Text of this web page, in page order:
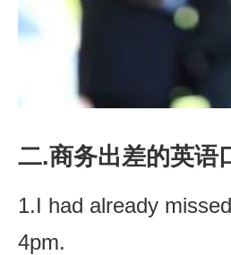
二.商务出差的英语
1.I had already
4pm.